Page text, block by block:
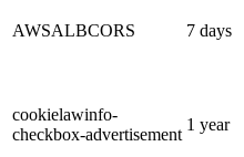
AWSALBCORS 7 days
cookielawinfo-
checkbox-advertisement
1 year